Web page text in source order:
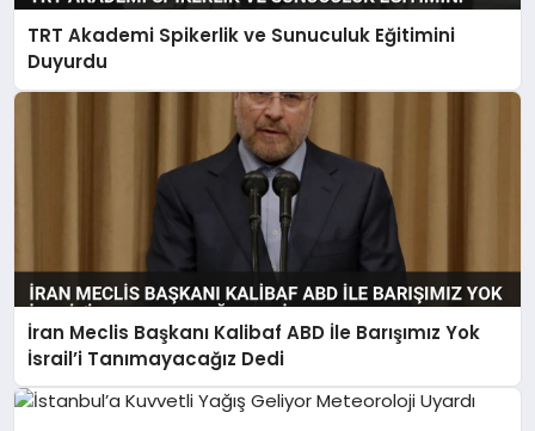
TRT Akademi Spikerlik ve Sunuculuk Eğitimini
Duyurdu
İran Meclis Başkanı Kalibaf ABD İle Barışımız Yok
İsrail’i Tanımayacağız Dedi